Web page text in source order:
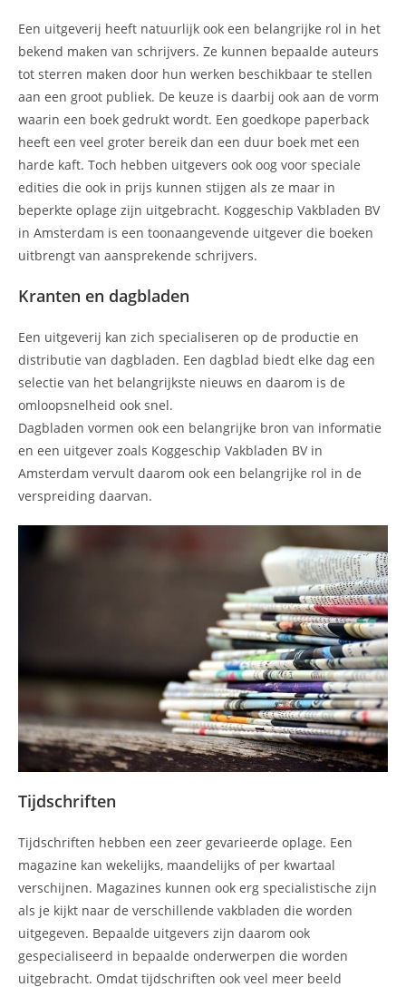
Een uitgeverij heeft natuurlijk ook een belangrijke rol in het
bekend maken van schrijvers. Ze kunnen bepaalde auteurs
tot sterren maken door hun werken beschikbaar te stellen
aan een groot publiek. De keuze is daarbij ook aan de vorm
waarin een boek gedrukt wordt. Een goedkope paperback
heeft een veel groter bereik dan een duur boek met een
harde kaft. Toch hebben uitgevers ook oog voor speciale
edities die ook in prijs kunnen stijgen als ze maar in
beperkte oplage zijn uitgebracht. Koggeschip Vakbladen BV
in Amsterdam is een toonaangevende uitgever die boeken
uitbrengt van aansprekende schrijvers.
Kranten en dagbladen
Een uitgeverij kan zich specialiseren op de productie en
distributie van dagbladen. Een dagblad biedt elke dag een
selectie van het belangrijkste nieuws en daarom is de
omloopsnelheid ook snel.
Dagbladen vormen ook een belangrijke bron van informatie
en een uitgever zoals Koggeschip Vakbladen BV in
Amsterdam vervult daarom ook een belangrijke rol in de
verspreiding daarvan.
Tijdschriften
Tijdschriften hebben een zeer gevarieerde oplage. Een
magazine kan wekelijks, maandelijks of per kwartaal
verschijnen. Magazines kunnen ook erg specialistische zijn
als je kijkt naar de verschillende vakbladen die worden
uitgegeven. Bepaalde uitgevers zijn daarom ook
gespecialiseerd in bepaalde onderwerpen die worden
uitgebracht. Omdat tijdschriften ook veel meer beeld